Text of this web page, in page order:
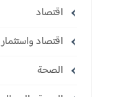
اقتصاد
اقتصاد واستثمار
الصحة